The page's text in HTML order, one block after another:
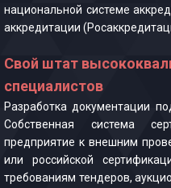
национальной системе
аккредитации
Свой штат
специалистов
Разработка документации
Собственная система
предприятие к внешним
или российской
требованиям тендеров,